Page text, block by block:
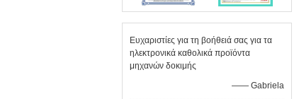
Ευχαριστίες για τη βοήθειά σας για τα
ηλεκτρονικά καθολικά προϊόντα
μηχανών δοκιμής
—— Gabriela